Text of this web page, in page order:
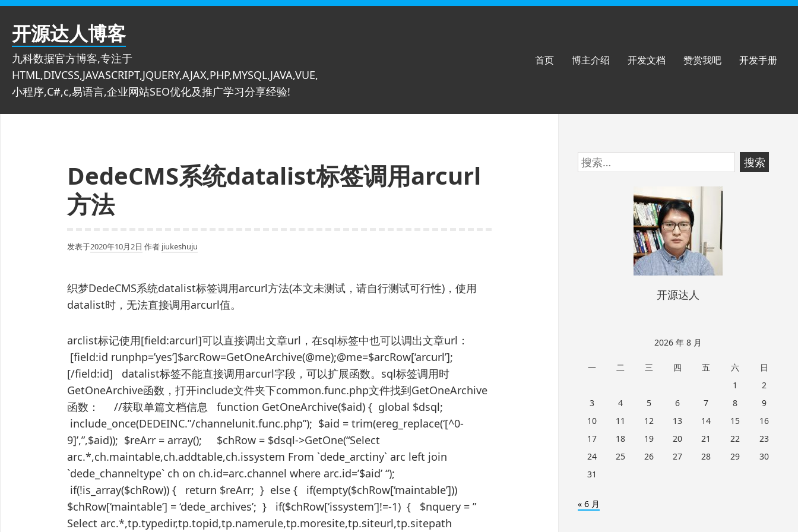
跳
开源达人博客
九科数据官方博客,专注于
HTML,DIVCSS,JAVASCRIPT,JQUERY,AJAX,PHP,MYSQL,JAVA,VUE,
小程序,C#,c,易语言,企业网站SEO优化及推广学习分享经验!
首页 博主介绍 开发文档 赞赏我吧 开发手册
DedeCMS系统datalist标签调用arcurl
方法
发表于2020年10月2日 作者 jiukeshuju
织梦DedeCMS系统datalist标签调用arcurl方法(本文未测试，请自行测试可行性)，使用
datalist时，无法直接调用arcurl值。
arclist标记使用[field:arcurl]可以直接调出文章url，在sql标签中也可以调出文章url：
[field:id runphp=’yes’]$arcRow=GetOneArchive(@me);@me=$arcRow[‘arcurl’];
[/field:id] datalist标签不能直接调用arcurl字段，可以扩展函数。sql标签调用时
GetOneArchive函数，打开include文件夹下common.func.php文件找到GetOneArchive
函数： //获取单篇文档信息 function GetOneArchive($aid) { global $dsql;
include_once(DEDEINC.”/channelunit.func.php”); $aid = trim(ereg_replace(‘[^0-
9]’,”,$aid)); $reArr = array(); $chRow = $dsql->GetOne(“Select
arc.*,ch.maintable,ch.addtable,ch.issystem From `dede_arctiny` arc left join
`dede_channeltype` ch on ch.id=arc.channel where arc.id=’$aid’ “);
if(!is_array($chRow)) { return $reArr; } else { if(empty($chRow[‘maintable’]))
$chRow[‘maintable’] = ‘dede_archives’; } if($chRow[‘issystem’]!=-1) { $nquery = ”
Select arc.*,tp.typedir,tp.topid,tp.namerule,tp.moresite,tp.siteurl,tp.sitepath
跳
至
搜
索：
开源达人
2026 年 8 月
一 二 三 四 五 六
日
1
2
3
4 5 6 7 8
9
10
11 12 13 14 15
16
17
18 19 20 21 22
23
24
25 26 27 28 29
30
31
« 6 月